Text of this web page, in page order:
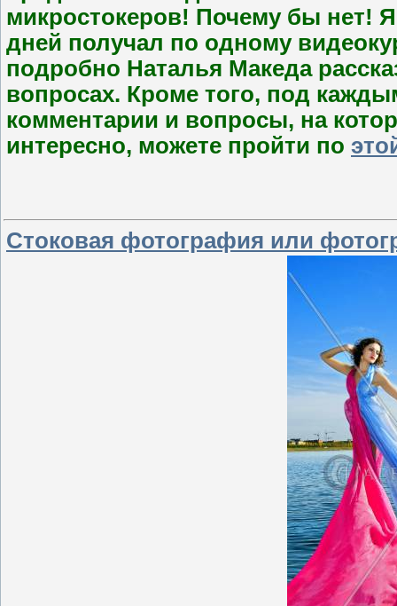
микростокеров! Почему бы нет!
дней получал по одному
подробно Наталья Македа
вопросах. Кроме того, под
комментарии и вопросы, на
интересно, можете пройти по
Стоковая фотография или